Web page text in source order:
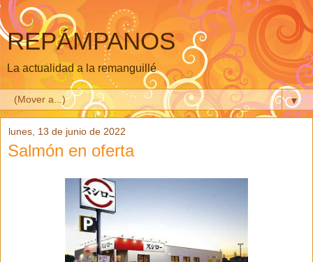
REPÁMPANOS
La actualidad a la remanguillé
▼
lunes, 13 de junio de 2022
Salmón en oferta